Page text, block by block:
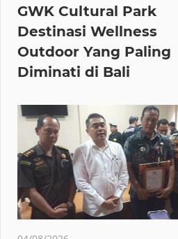
GWK Cultural Park
Destinasi Wellness
Outdoor Yang Paling
Diminati di Bali